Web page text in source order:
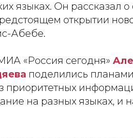
языках. Он рассказал
открытии
Абебе.
«Россия сегодня»
поделились
приоритетных
на разных языках, и